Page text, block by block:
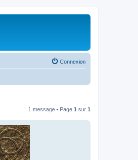
Connexion
1 message • Page 1 sur 1